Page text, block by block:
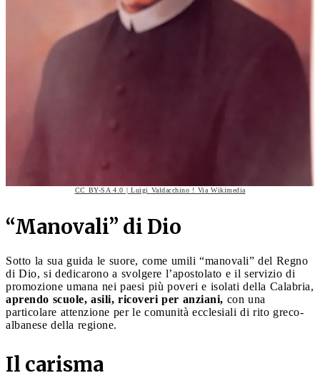
CC BY-SA 4.0 | Luigi Valdacchino ! Via Wikimedia
“Manovali” di Dio
Sotto la sua guida le suore, come umili “manovali” del Regno
di Dio, si dedicarono a svolgere l’apostolato e il servizio di
promozione umana nei paesi più poveri e isolati della Calabria,
aprendo scuole, asili, ricoveri per anziani, con una
particolare attenzione per le comunità ecclesiali di rito greco-
albanese della regione.
Il carisma